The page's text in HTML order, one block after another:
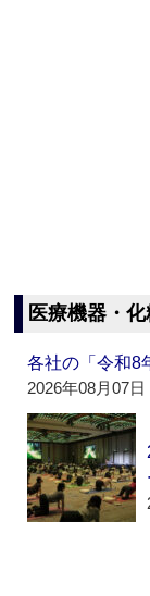
医療機器・
各社の「令和8
2026年08月07日